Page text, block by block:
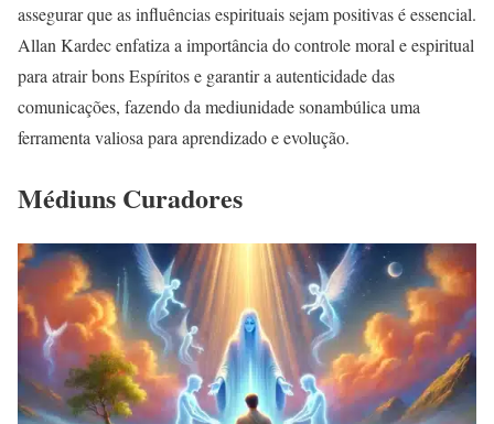
assegurar que as influências espirituais sejam positivas é essencial.
Allan Kardec enfatiza a importância do controle moral e espiritual
para atrair bons Espíritos e garantir a autenticidade das
comunicações, fazendo da mediunidade sonambúlica uma
ferramenta valiosa para aprendizado e evolução.
Médiuns Curadores